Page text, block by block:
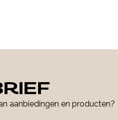
aanbiedingen en producten?